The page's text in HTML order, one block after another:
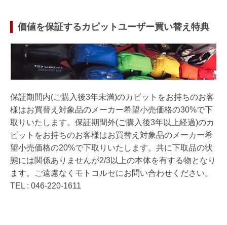
価値を保証するカピットユーザー買い替え特典
保証期間内(ご購入後3年未満)のカビットをお持ちのお客
様はお買替え対象品のメーカー希望小売価格の30%で下
取りいたします。保証期間外(ご購入後3年以上経過)のカ
ピットをお持ちのお客様はお買替え対象品のメーカー希
望小売価格の20%で下取りいたします。共に下取品の状
態には関係ありませんが2/3以上の本体を有する物となり
ます。ご遠慮なくモトコルセにお問い合わせください。
TEL : 046-220-1611